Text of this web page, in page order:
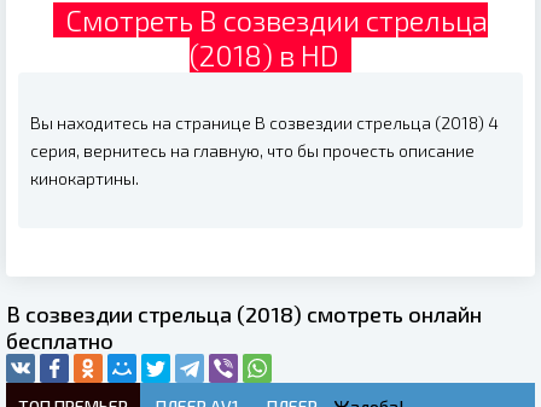
Смотреть В созвездии стрельца
(2018) в HD
Вы находитесь на странице В созвездии стрельца (2018) 4
серия, вернитесь на главную, что бы прочесть описание
кинокартины.
В созвездии стрельца (2018) смотреть онлайн
бесплатно